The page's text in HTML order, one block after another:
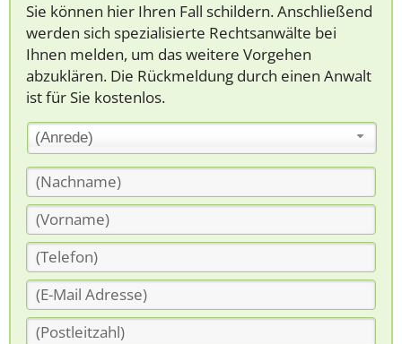
Sie können hier Ihren Fall schildern. Anschließend
werden sich spezialisierte Rechtsanwälte bei
Ihnen melden, um das weitere Vorgehen
abzuklären. Die Rückmeldung durch einen Anwalt
ist für Sie kostenlos.
(Anrede)